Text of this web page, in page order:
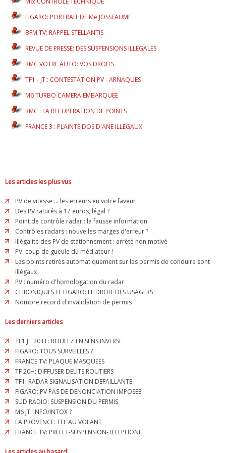
FIGARO: PORTRAIT DE Me JOSSEAUME
BFM TV: RAPPEL STELLANTIS
REVUE DE PRESSE: DES SUSPENSIONS ILLEGALES
RMC VOTRE AUTO: VOS DROITS
TF1 - JT : CONTESTATION PV - ARNAQUES
M6 TURBO CAMERA EMBARQUEE
RMC : LA RECUPERATION DE POINTS
FRANCE 3 : PLAINTE DOS D'ANE ILLEGAUX
Les articles les plus vus
PV de vitesse ... les erreurs en votre faveur
Des PV raturés à 17 euros, légal ?
Point de contrôle radar : la fausse information
Contrôles radars : nouvelles marges d'erreur ?
Illégalité des PV de stationnement : arrêté non motivé
PV: coup de gueule du médiateur !
Les points retirés automatiquement sur les permis de conduire sont
illégaux
PV : numéro d'homologation du radar
CHRONIQUES LE FIGARO: LE DROIT DES USAGERS
Nombre record d'invalidation de permis
Les derniers articles
TF1 JT 20 H : ROULEZ EN SENS INVERSE
FIGARO: TOUS SURVEILLES ?
FRANCE TV: PLAQUE MASQUEES
TF 20H: DIFFUSER DELITS ROUTIERS
TF1: RADAR SIGNALISATION DEFAILLANTE
FIGARO: PV PAS DE DENONCIATION IMPOSEE
SUD RADIO: SUSPENSION DU PERMIS
M6 JT: INFO/INTOX ?
LA PROVENCE: TEL AU VOLANT
FRANCE TV: PREFET-SUSPENSION-TELEPHONE